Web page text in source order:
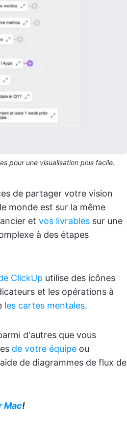
pour une visualisation plus facile.
de partager votre vision
monde est sur la même
et vos livrables sur une
à des étapes
ClickUp utilise des icônes
et les opérations à
les cartes mentales.
d'autres que vous
de votre équipe ou
de diagrammes de flux de
Mac!